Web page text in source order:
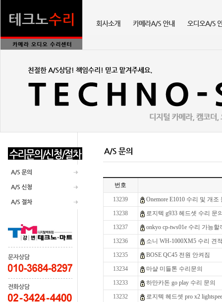
번호
13239
Onemore E1010 수리 및 개
13238
로지텍 g933 헤드셋 수리 문
13237
onkyo cp-tws01e 수리 가능할
13236
소니 WH-1000XM5 수리 견
13235
BOSE QC45 전원 안켜짐
13234
마샬 미들톤 수리문의
13233
하만카돈 go play 수리 문의
13232
로지텍 헤드셋 pro x2